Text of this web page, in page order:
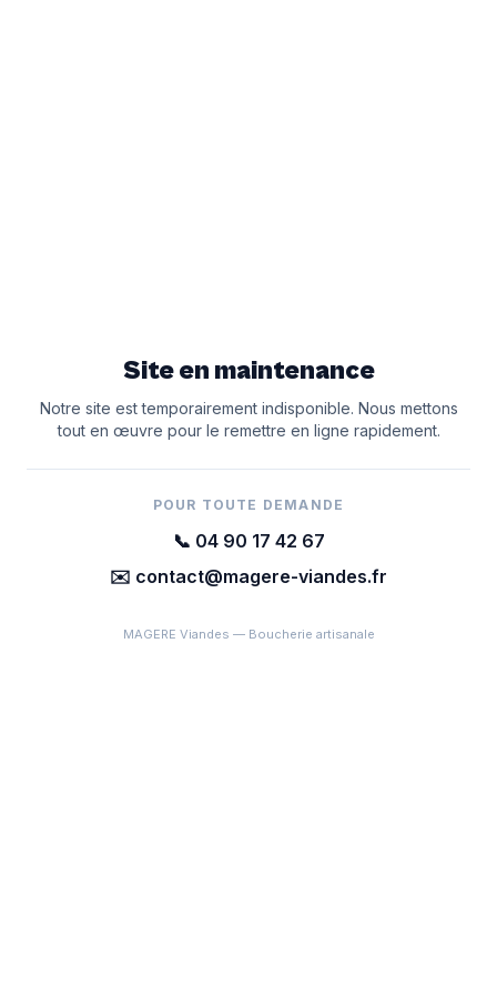
Site en maintenance
Notre site est temporairement indisponible. Nous mettons
tout en œuvre pour le remettre en ligne rapidement.
POUR TOUTE DEMANDE
📞 04 90 17 42 67
✉️ contact@magere-viandes.fr
MAGERE Viandes — Boucherie artisanale